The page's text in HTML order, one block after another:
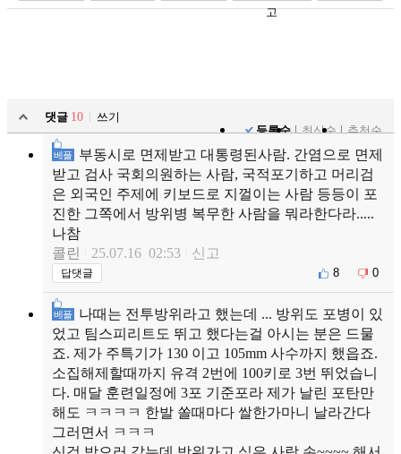
고
댓글 10
쓰기
등록순
최신순 추천순
베플
부동시로 면제받고 대통령된사람. 간염으로 면제
받고 검사 국회의원하는 사람, 국적포기하고 머리검
은 외국인 주제에 키보드로 지껄이는 사람 등등이 포
진한 그쪽에서 방위병 복무한 사람을 뭐라한다라.....
나참
콜린
25.07.16 02:53 신고
답댓글 8 0
베플
나때는 전투방위라고 했는데 ... 방위도 포병이 있
었고 팀스피리트도 뛰고 했다는걸 아시는 분은 드물
죠. 제가 주특기가 130 이고 105mm 사수까지 했읍죠.
소집해제할때까지 유격 2번에 100키로 3번 뛰었습니
다. 매달 훈련일정에 3포 기준포라 제가 날린 포탄만
해도 ㅋㅋㅋㅋ 한발 쏠때마다 쌀한가마니 날라간다
그러면서 ㅋㅋㅋ